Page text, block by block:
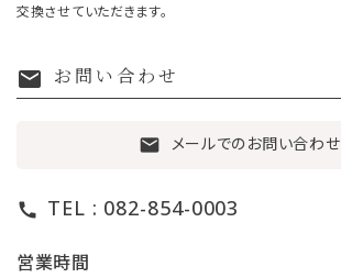
交換させていただきます。
mail お問い合わせ
mail メールでのお問い合わせ
call TEL : 082-854-0003
営業時間